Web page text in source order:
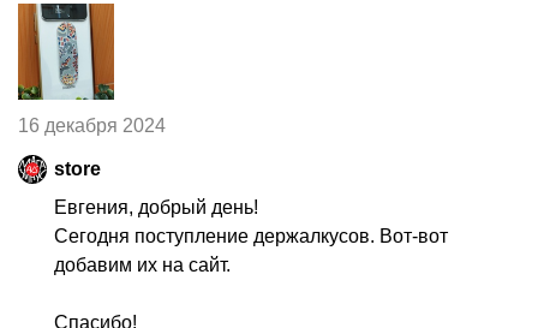
16 декабря 2024
store
Евгения, добрый день!
Сегодня поступление держалкусов. Вот-вот
добавим их на сайт.
Спасибо!